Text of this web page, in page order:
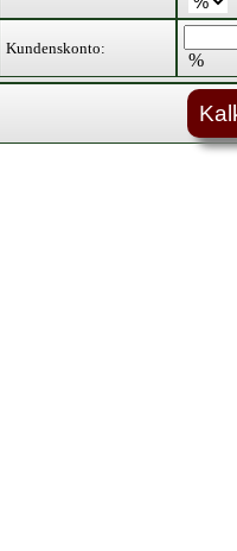
Kundenskonto:
%